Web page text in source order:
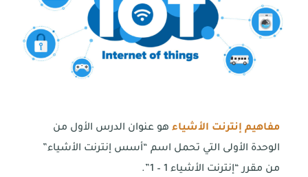
مفاهيم إنترنت الأشياء هو عنوان الدرس الأول من
الوحدة الأولى التي تحمل اسم “أسس إنترنت الأشياء”
من مقرر “إنترنت الأشياء 1 – 1”.